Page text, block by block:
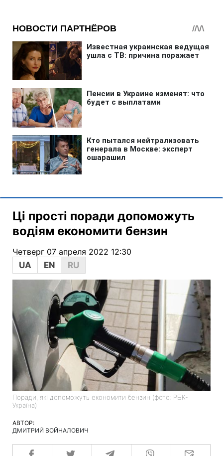
Ці прості поради допоможуть
водіям економити бензин
Четверг 07 апреля 2022 12:30
UA
EN RU
Поради, які допоможуть економити бензин (фото: РБК-
Україна)
АВТОР:
ДМИТРИЙ ВОЙНАЛОВИЧ